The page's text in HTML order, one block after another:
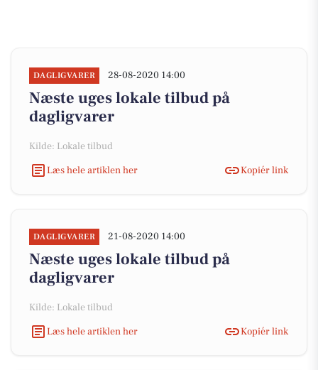
DAGLIGVARER 28-08-2020 14:00
Næste uges lokale tilbud på
dagligvarer
Kilde: Lokale tilbud
Læs hele artiklen her
Kopiér link
DAGLIGVARER 21-08-2020 14:00
Næste uges lokale tilbud på
dagligvarer
Kilde: Lokale tilbud
Læs hele artiklen her
Kopiér link